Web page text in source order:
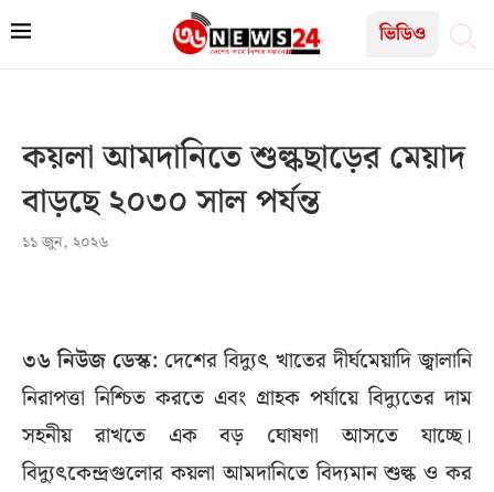
ভিডিও
কয়লা আমদানিতে শুল্কছাড়ের মেয়াদ
বাড়ছে ২০৩০ সাল পর্যন্ত
১১ জুন, ২০২৬
৩৬ নিউজ ডেস্ক: দেশের বিদ্যুৎ খাতের দীর্ঘমেয়াদি জ্বালানি
নিরাপত্তা নিশ্চিত করতে এবং গ্রাহক পর্যায়ে বিদ্যুতের দাম
সহনীয় রাখতে এক বড় ঘোষণা আসতে যাচ্ছে।
বিদ্যুৎকেন্দ্রগুলোর কয়লা আমদানিতে বিদ্যমান শুল্ক ও কর